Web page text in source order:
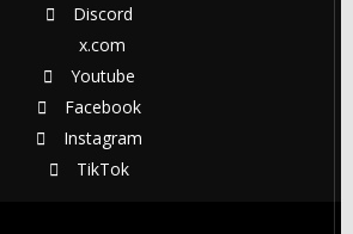
Discord
x.com
Youtube
Facebook
Instagram
TikTok